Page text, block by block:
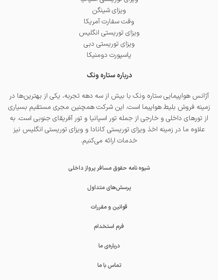
ویزای شینگن
وقت سفارت آمریکا
ویزای توریستی انگلیس
ویزای توریستی دبی
پاسپورت دومنیکا
درباره ستاره ونک
آژانس هواپیمایی ستاره ونک با بیش از سه دهه تجربه، یکی از بهترین‌ها در
زمینه فروش بلیط هواپیما است. این شرکت همچنین مجری مستقیم بسیاری
از تورهای داخلی و خارجی از جمله تور اسپانیا و تور آفریقای جنوبی است. به
علاوه ما در زمینه اخذ ویزای توریستی کانادا و ویزای توریستی انگلیس نیز
خدمات ارائه می‌کنیم.
شیوه نامه حقوق مسافر پرواز داخلی
پرسش‌های متداول
قوانین و مقررات
فرم استخدام
درباره‌ی ما
تماس با ما